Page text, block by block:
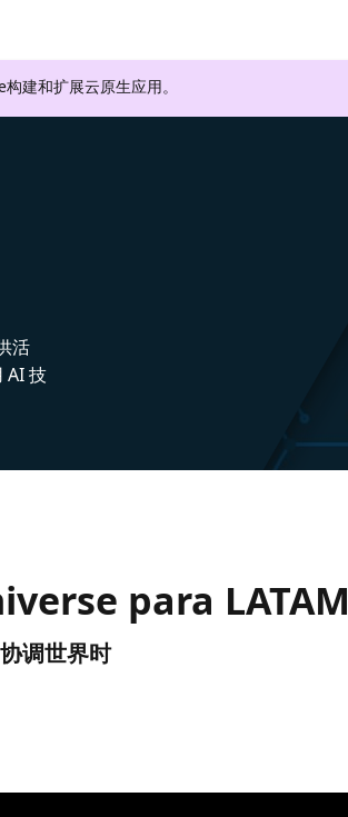
建和扩展云原生应用。
活
AI 技
para LATAM
调世界时